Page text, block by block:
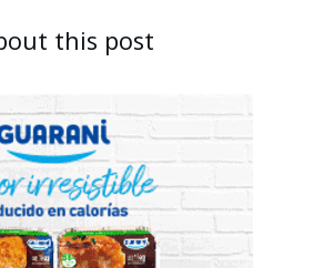
this post